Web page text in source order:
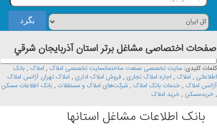
صفحات اختصاصی مشاغل برتر استان آذربايجان شرقي
کلمات کلیدی: سایت تخصصی صنعت ساختمانسایت تخصصی املاک , املاک , بانک
اطلاعاتی , املاک , اجاره املاک تجاری , فروش املاک اداری , املاک تهران آژانس املاک
آژانس املاک , خدمات بانک املاک , شرکت‌های املاک و مستغلات , بانک اطلاعات مسکن
, خریدمسکن , خرید املاک
بانک اطلاعات مشاغل استانها